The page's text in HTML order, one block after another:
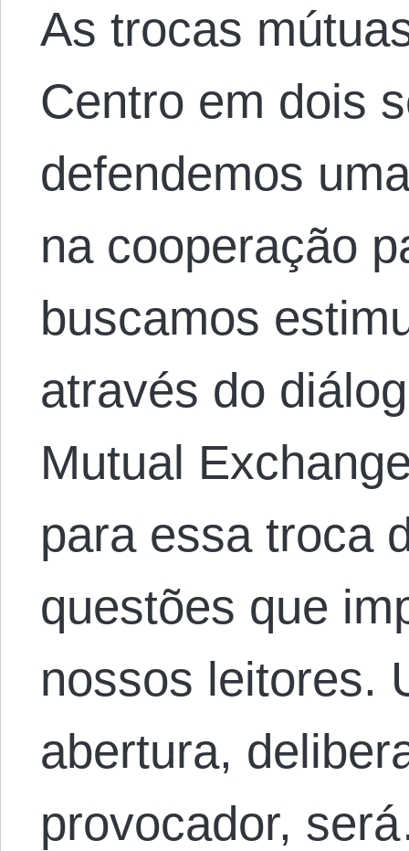
As trocas
Centro em dois
defendemos
na cooperação
buscamos
através do
Mutual
para essa troca
questões que
nossos leitores.
abertura,
provocador,